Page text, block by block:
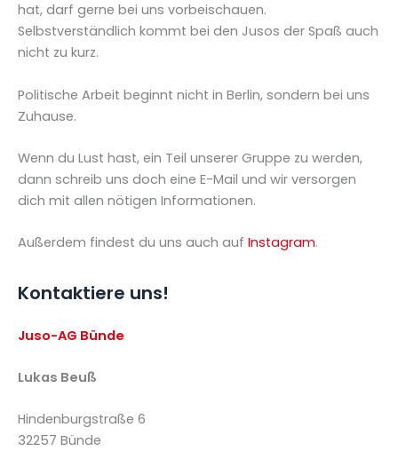
hat, darf gerne bei uns vorbeischauen.
Selbstverständlich kommt bei den Jusos der Spaß auch
nicht zu kurz.
Politische Arbeit beginnt nicht in Berlin, sondern bei uns
Zuhause.
Wenn du Lust hast, ein Teil unserer Gruppe zu werden,
dann schreib uns doch eine E-Mail und wir versorgen
dich mit allen nötigen Informationen.
Außerdem findest du uns auch auf Instagram.
Kontaktiere uns!
Juso-AG Bünde
Lukas Beuß
Hindenburgstraße 6
32257 Bünde